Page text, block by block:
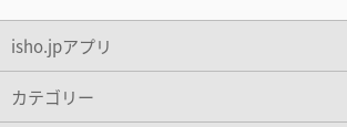
isho.jpアプリ
カテゴリー